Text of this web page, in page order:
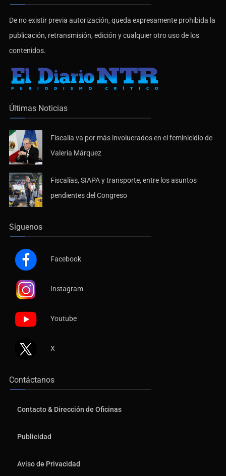
De no existir previa autorización, queda expresamente prohibida la
publicación, retransmisión, edición y cualquier otro uso de los
contenidos.
Últimas Noticias
Fiscalía va por más involucrados en el feminicidio de
Valeria Márquez
Fiscalías, SIAPA y transporte, entre los asuntos
pendientes del Congreso
Síguenos
Facebook
Instagram
Youtube
X
Contáctanos
Contacto & Dirección de Oficinas
Publicidad
Aviso de Privacidad